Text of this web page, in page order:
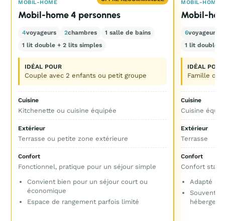
MOBIL-HOME
Mobil-
6voyageurs
1 lit double
IDÉAL POUR
Famille de
Cuisine
Cuisine
Extérieur
Terrasse
Confort
Confort
Adapté si
Souvent
MOBIL-HOME
Mobil-home 4 personnes
4voyageurs 2chambres
1 salle de bains
1 lit double + 2 lits simples
IDÉAL POUR
Couple avec 2 enfants ou petit groupe
Cuisine
Kitchenette ou cuisine équipée
Extérieur
Terrasse ou petite zone extérieure
Confort
Fonctionnel, pratique pour un séjour simple
Convient bien pour un séjour court ou
économique
Espace de rangement parfois limité